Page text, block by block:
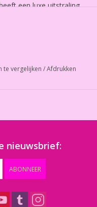
een luxe uitstraling.
te vergelijken /Afdrukken
nieuwsbrief:
ABONNEER